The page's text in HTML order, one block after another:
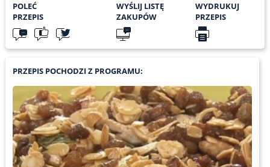
POLEĆ
PRZEPIS
WYŚLIJ LISTĘ
ZAKUPÓW
WYDRUKUJ
PRZEPIS
PRZEPIS POCHODZI Z PROGRAMU: